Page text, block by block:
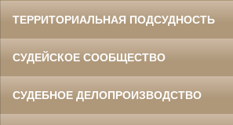
ТЕРРИТОРИАЛЬНАЯ ПОДСУДНОСТЬ
СУДЕЙСКОЕ СООБЩЕСТВО
СУДЕБНОЕ ДЕЛОПРОИЗВОДСТВО